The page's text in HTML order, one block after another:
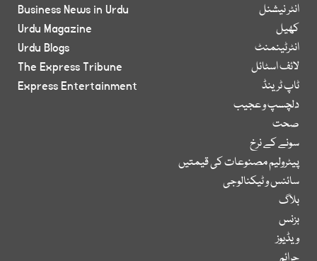
انٹر نیشنل
کھیل
انٹرٹینمنٹ
لائف اسٹائل
ٹاپ ٹرینڈ
دلچسپ و عجیب
صحت
سونے کے نرخ
پیٹرولیم مصنوعات کی قیمتیں
سائنس و ٹیکنالوجی
بلاگ
بزنس
ویڈیوز
Business News in Urdu
Urdu Magazine
Urdu Blogs
The Express Tribune
Express Entertainment